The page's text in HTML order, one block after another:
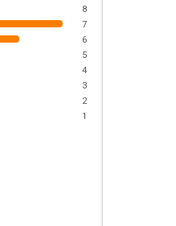
8
7
6
5
4
3
2
1